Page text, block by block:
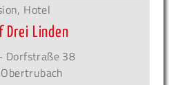
Hotel
Drei Linden
Dorfstraße 38